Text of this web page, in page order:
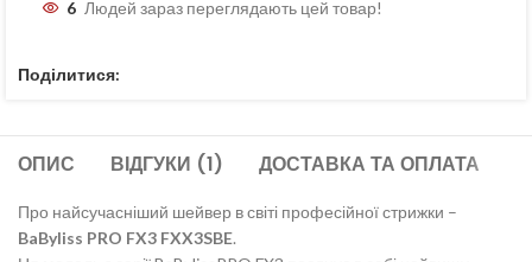
6 Людей зараз переглядають цей товар!
Поділитися:
ОПИС ВІДГУКИ (1) ДОСТАВКА ТА ОПЛАТА
Про найсучасніший шейвер в світі професійної стрижки –
BaByliss PRO FX3 FXX3SBE.